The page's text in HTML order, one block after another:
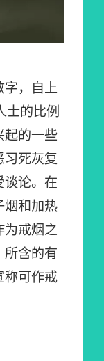
字，自上
士的比例
起的一些
习死灰复
谈论。在
烟和加热
为戒烟之
所含的有
称可作戒